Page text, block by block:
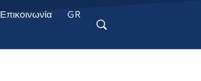
Επικοινωνία GR